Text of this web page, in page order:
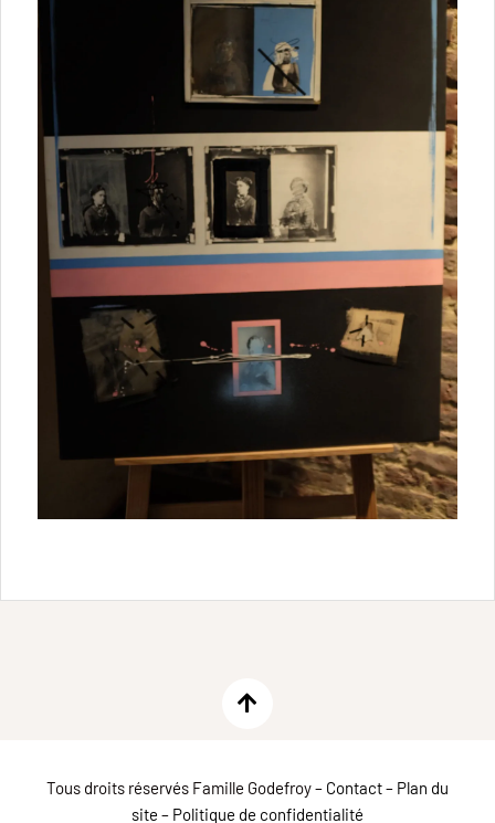
Tous droits réservés Famille Godefroy – Contact– Plan du
site – Politique de confidentialité